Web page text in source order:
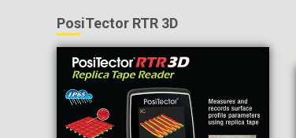
PosiTector RTR 3D